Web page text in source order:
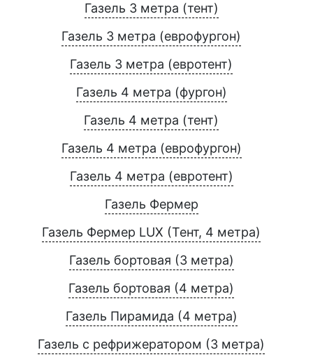
Газель 3 метра (тент)
Газель 3 метра (еврофургон)
Газель 3 метра (евротент)
Газель 4 метра (фургон)
Газель 4 метра (тент)
Газель 4 метра (еврофургон)
Газель 4 метра (евротент)
Газель Фермер
Газель Фермер LUX (Тент, 4 метра)
Газель бортовая (3 метра)
Газель бортовая (4 метра)
Газель Пирамида (4 метра)
Газель с рефрижератором (3 метра)